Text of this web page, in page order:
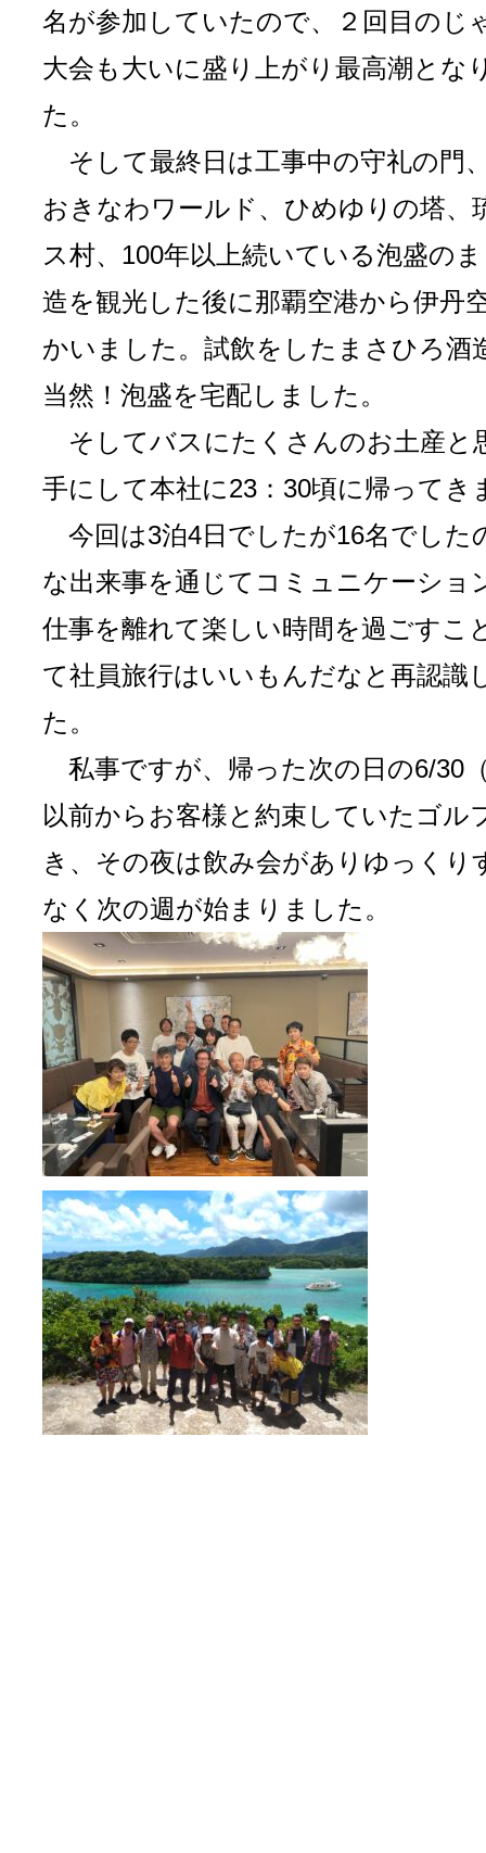
名が参加していたので、２回目のじ
大会も大いに盛り上がり最高潮とな
た。
そして最終日は工事中の守礼の門
おきなわワールド、ひめゆりの塔、
ス村、100年以上続いている泡盛の
造を観光した後に那覇空港から伊丹
かいました。試飲をしたまさひろ酒
当然！泡盛を宅配しました。
そしてバスにたくさんのお土産と
手にして本社に23：30頃に帰ってき
今回は3泊4日でしたが16名でした
な出来事を通じてコミュニケーショ
仕事を離れて楽しい時間を過ごすこ
て社員旅行はいいもんだなと再認識
た。
私事ですが、帰った次の日の6/30
以前からお客様と約束していたゴル
き、その夜は飲み会がありゆっくり
なく次の週が始まりました。